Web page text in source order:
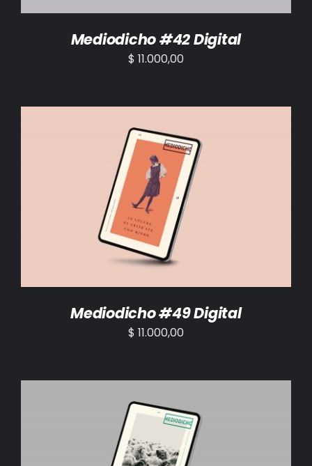
Mediodicho #42 Digital
$ 11.000,00
AÑADIR AL CARRITO /
Mediodicho #49 Digital
$ 11.000,00